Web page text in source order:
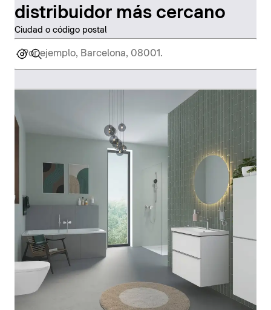
distribuidor más cercano
Ciudad o código postal